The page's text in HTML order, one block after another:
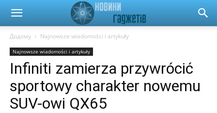
Новини
гаджетів
Додому Najnowsze wiadomości i artykuły
Najnowsze wiadomości i artykuły
Infiniti zamierza przywrócić
sportowy charakter nowemu
SUV-owi QX65